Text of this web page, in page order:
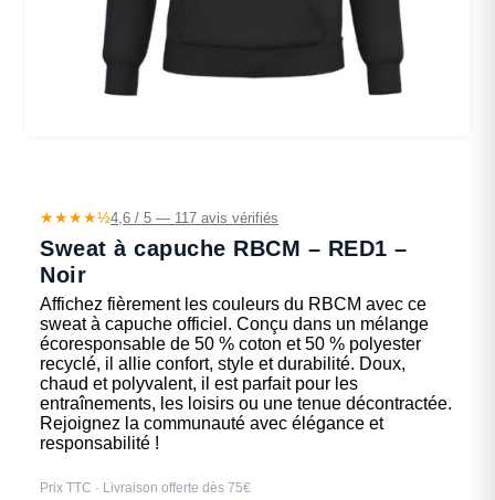
★★★★½4,6 / 5 — 117 avis vérifiés
Sweat à capuche RBCM – RED1 –
Noir
Affichez fièrement les couleurs du RBCM avec ce
sweat à capuche officiel. Conçu dans un mélange
écoresponsable de 50 % coton et 50 % polyester
recyclé, il allie confort, style et durabilité. Doux,
chaud et polyvalent, il est parfait pour les
entraînements, les loisirs ou une tenue décontractée.
Rejoignez la communauté avec élégance et
responsabilité !
Prix TTC · Livraison offerte dès 75€